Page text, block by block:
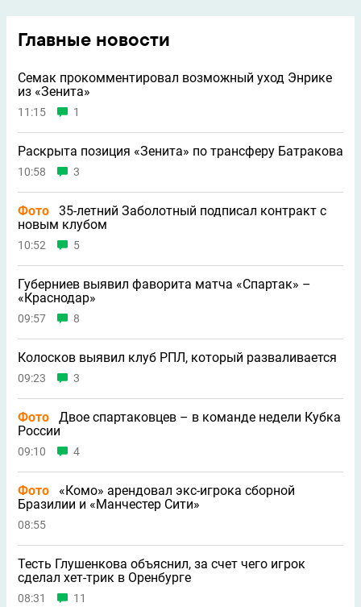
Главные новости
Семак прокомментировал возможный уход Энрике
из «Зенита»
11:15 1
Раскрыта позиция «Зенита» по трансферу Батракова
10:58 3
Фото
35-летний Заболотный подписал контракт с
новым клубом
10:52 5
Губерниев выявил фаворита матча «Спартак» –
«Краснодар»
09:57 8
Колосков выявил клуб РПЛ, который разваливается
09:23 3
Фото
Двое спартаковцев – в команде недели Кубка
России
09:10 4
Фото
«Комо» арендовал экс-игрока сборной
Бразилии и «Манчестер Сити»
08:55
Тесть Глушенкова объяснил, за счет чего игрок
сделал хет-трик в Оренбурге
08:31 11